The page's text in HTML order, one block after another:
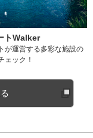
トWalker
が運営する多彩な施設の
ェック！